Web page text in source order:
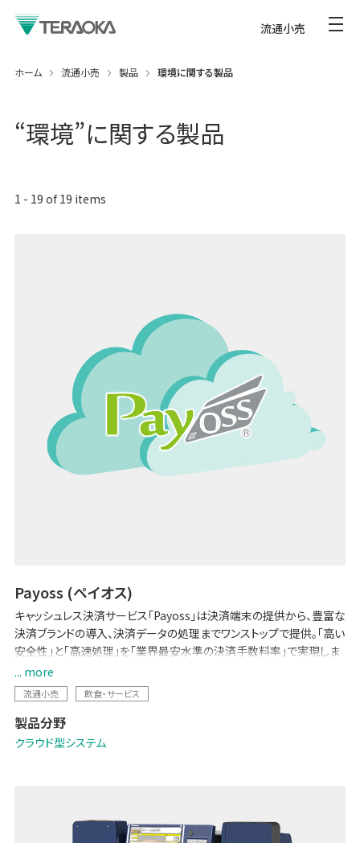
流通小売
ホーム 流通小売 製品 環境に関する製品
“環境”に関する製品
1 - 19 of19 items
Payoss (ペイオス)
キャッシュレス決済サービス「Payoss」は決済端末の提供から、豊富な
決済ブランドの導入、決済データの処理までワンストップで提供。「高い
安全性」と「高速処理」を「業界最安水準の決済手数料率」で実現しま
した。集計作業や会計処理の手間を軽減する専用サイトは無料利用
可。決済に関するお店の課題を一気に解決します。非接触のお買い物
で、衛生的決済環境の実現にも寄与します。
ブランドWebサイト: 「Payoss (ペイオス)」
... more
流通小売 飲食・サービス
製品分野
クラウド型システム